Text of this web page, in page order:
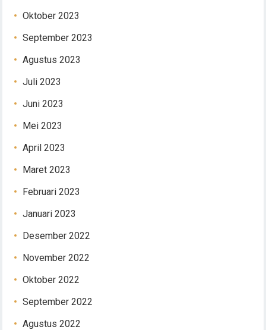
Oktober 2023
September 2023
Agustus 2023
Juli 2023
Juni 2023
Mei 2023
April 2023
Maret 2023
Februari 2023
Januari 2023
Desember 2022
November 2022
Oktober 2022
September 2022
Agustus 2022